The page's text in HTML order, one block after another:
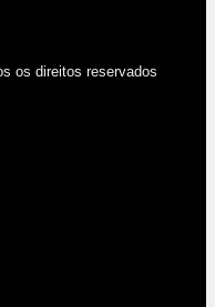
os direitos reservados